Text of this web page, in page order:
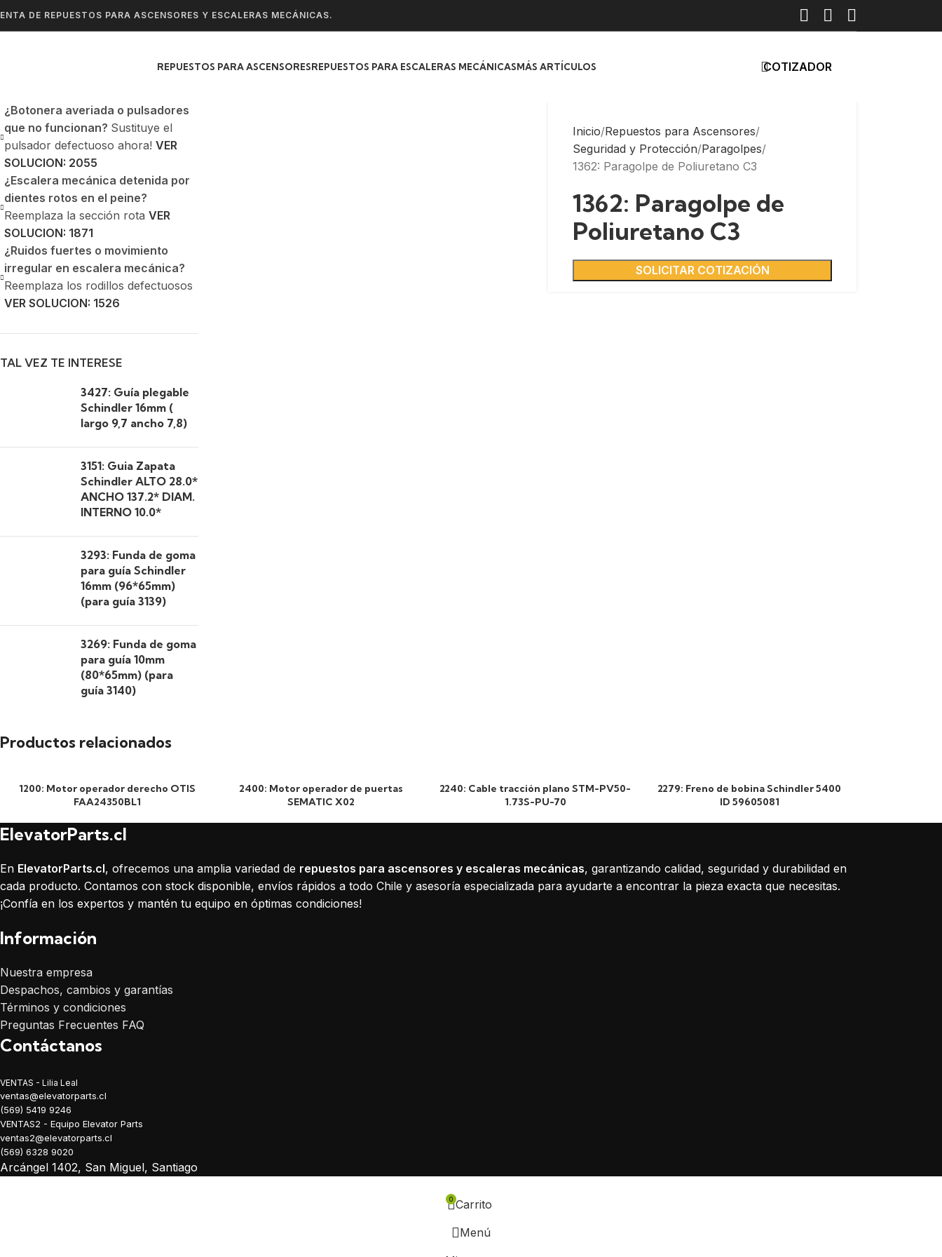
DE REPUESTOS PARA ASCENSORES Y ESCALERAS MECÁNICAS.
REPUESTOS PARA ASCENSORESREPUESTOS PARA ESCALERAS MECÁNICASMÁS ARTÍCULOS COTIZADOR
¿Botonera averiada o pulsadores
que no funcionan? Sustituye el
pulsador defectuoso ahora! VER
SOLUCION: 2055
¿Escalera mecánica detenida por
dientes rotos en el peine?
Reemplaza la sección rota VER
SOLUCION: 1871
¿Ruidos fuertes o movimiento
irregular en escalera mecánica?
Reemplaza los rodillos defectuosos
VER SOLUCION: 1526
TAL VEZ TE INTERESE
3427: Guía plegable
Schindler 16mm (
largo 9,7 ancho 7,8)
3151: Guia Zapata
Schindler ALTO 28.0*
ANCHO 137.2* DIAM.
INTERNO 10.0*
3293: Funda de goma
para guía Schindler
16mm (96*65mm)
(para guía 3139)
3269: Funda de goma
para guía 10mm
(80*65mm) (para
guía 3140)
Inicio Repuestos para Ascensores
Seguridad y Protección Paragolpes
1362: Paragolpe de Poliuretano C3
1362: Paragolpe de
Poliuretano C3
SOLICITAR COTIZACIÓN
Productos relacionados
1200: Motor operador derecho OTIS
FAA24350BL1
2400: Motor operador de puertas
SEMATIC X02
2240: Cable tracción plano STM-PV50-
1.73S-PU-70
2279: Freno de bobina Schindler 5400
ID 59605081
ElevatorParts.cl
En ElevatorParts.cl, ofrecemos una amplia variedad de repuestos para ascensores y escaleras mecánicas, garantizando calidad, seguridad y durabilidad en
cada producto. Contamos con stock disponible, envíos rápidos a todo Chile y asesoría especializada para ayudarte a encontrar la pieza exacta que necesitas.
¡Confía en los expertos y mantén tu equipo en óptimas condiciones!
Información
Nuestra empresa
Despachos, cambios y garantías
Términos y condiciones
Preguntas Frecuentes FAQ
Contáctanos
VENTAS - Lilia Leal
ventas@elevatorparts.cl
(569) 5419 9246
VENTAS2 - Equipo Elevator Parts
ventas2@elevatorparts.cl
(569) 6328 9020
Arcángel 1402, San Miguel, Santiago
0 Carrito
Menú